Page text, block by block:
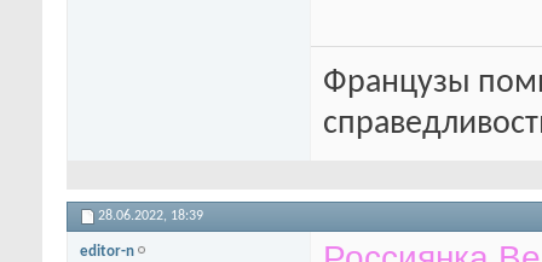
Французы
28.06.2022, 18:39
editor-n